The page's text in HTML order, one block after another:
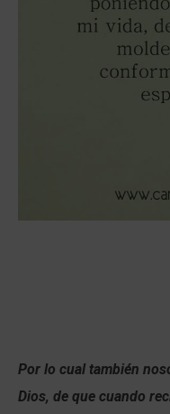
Por lo cual también
Dios, de que cuando